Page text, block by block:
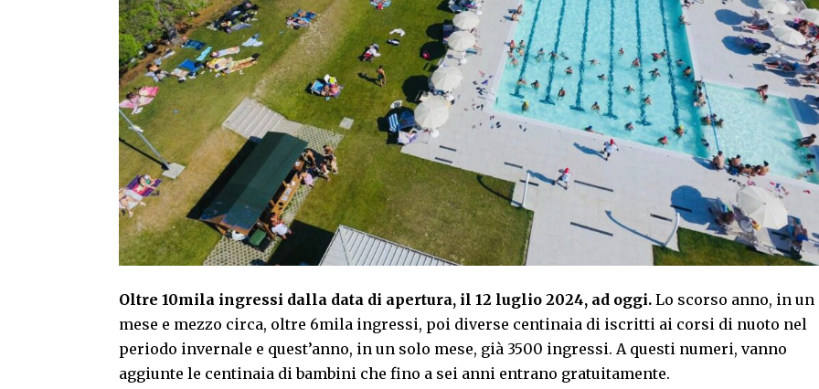
Oltre 10mila ingressi dalla data di apertura, il 12 luglio 2024, ad oggi. Lo scorso anno, in un
mese e mezzo circa, oltre 6mila ingressi, poi diverse centinaia di iscritti ai corsi di nuoto nel
periodo invernale e quest’anno, in un solo mese, già 3500 ingressi. A questi numeri, vanno
aggiunte le centinaia di bambini che fino a sei anni entrano gratuitamente.